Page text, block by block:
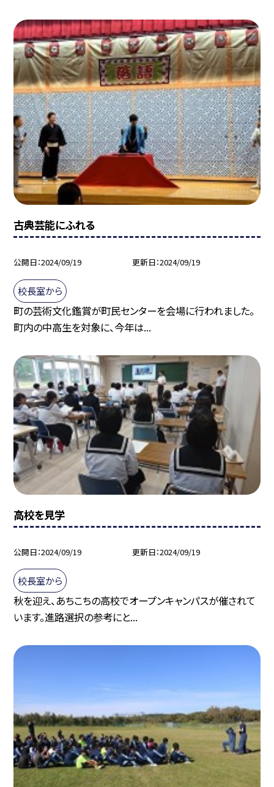
古典芸能にふれる
公開日 2024/09/19 更新日 2024/09/19
校長室から
町の芸術文化鑑賞が町民センターを会場に行われました。
町内の中高生を対象に、今年は...
高校を見学
公開日 2024/09/19 更新日 2024/09/19
校長室から
秋を迎え、あちこちの高校でオープンキャンパスが催されて
います。進路選択の参考にと...